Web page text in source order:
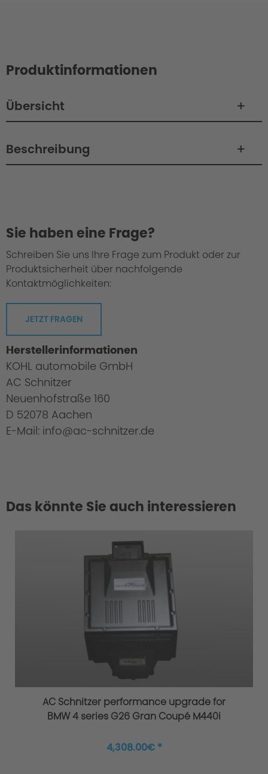
Produktinformationen
Übersicht
Beschreibung
Sie haben eine Frage?
Schreiben Sie uns Ihre Frage zum Produkt oder zur
Produktsicherheit über nachfolgende
Kontaktmöglichkeiten:
JETZT FRAGEN
Herstellerinformationen
KOHL automobile GmbH
AC Schnitzer
Neuenhofstraße 160
D 52078 Aachen
E-Mail: info@ac-schnitzer.de
Das könnte Sie auch interessieren
AC Schnitzer performance upgrade for
BMW 4 series G26 Gran Coupé M440i
4,308.00€ *